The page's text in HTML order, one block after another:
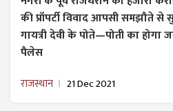
की प्रॉपर्टी विवाद आपसी समझौते
गायत्री देवी के पोते—पोती का होगा
पैलेस
राजस्थान 21 Dec 2021